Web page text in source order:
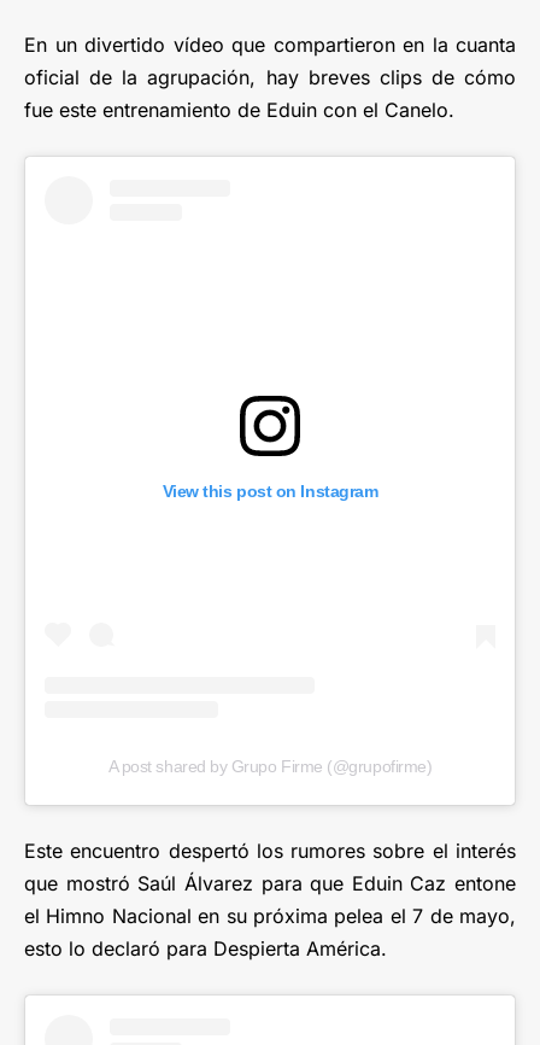
En un divertido vídeo que compartieron en la cuanta
oficial de la agrupación, hay breves clips de cómo
fue este entrenamiento de Eduin con el Canelo.
View this post on Instagram
A post shared by Grupo Firme (@grupofirme)
Este encuentro despertó los rumores sobre el interés
que mostró Saúl Álvarez para que Eduin Caz entone
el Himno Nacional en su próxima pelea el 7 de mayo,
esto lo declaró para Despierta América.